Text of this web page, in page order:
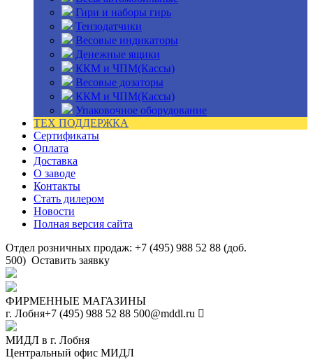
Гири и наборы гирь
Тензодатчики
Весовые индикаторы
Денежные ящики
ККМ и ЧПМ(Кассы)
Весовые дозаторы
ККМ и ЧПМ(Кассы)
Упаковочное оборудование
ТЕХ ПОДДЕРЖКА
Сертификаты
Оплата
Доставка
О заводе
Контакты
Стать дилером
Новости
Полная версия сайта
Отдел розничных продаж: +7 (495) 988 52 88 (доб.
500) Оставить заявку
ФИРМЕННЫЕ МАГАЗИНЫ
г. Лобня+7 (495) 988 52 88 500@mddl.ru
МИДЛ в г. Лобня
Центральный офис МИДЛ